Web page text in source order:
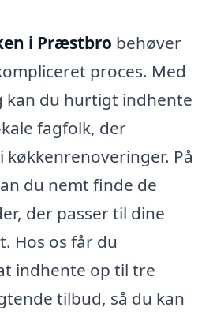
i Præstbro behøver
proces. Med
kan du hurtigt indhente
fagfolk, der
køkkenrenoveringer. På
du nemt finde de
der passer til dine
Hos os får du
indhente op til tre
tilbud, så du kan